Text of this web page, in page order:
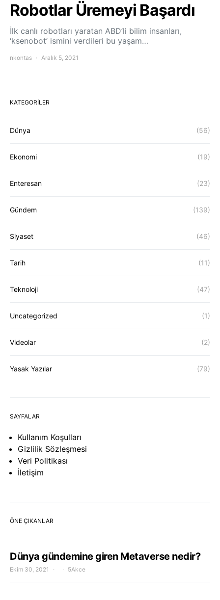
Robotlar Üremeyi Başardı
İlk canlı robotları yaratan ABD’li bilim insanları,
‘ksenobot’ ismini verdileri bu yaşam…
nkontas Aralık 5, 2021
KATEGORILER
Dünya (56)
Ekonomi (19)
Enteresan (23)
Gündem (139)
Siyaset (46)
Tarih (11)
Teknoloji (47)
Uncategorized (1)
Videolar (2)
Yasak Yazılar (79)
SAYFALAR
Kullanım Koşulları
Gizlilik Sözleşmesi
Veri Politikası
İletişim
ÖNE ÇIKANLAR
Dünya gündemine giren Metaverse nedir?
Ekim 30, 2021 5Akce